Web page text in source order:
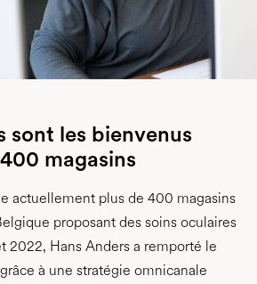
sont les bienvenus
magasins
actuellement plus de 400 magasins
proposant des soins oculaires
2022, Hans Anders a remporté le
à une stratégie omnicanale